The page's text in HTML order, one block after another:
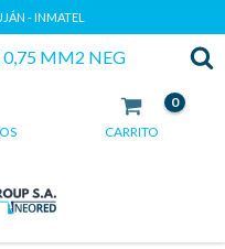
- INMATEL
MM2 NEG
CARRITO
0